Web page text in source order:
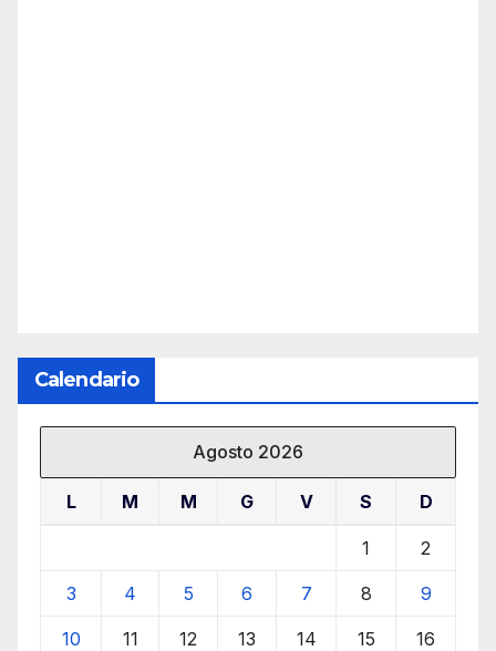
Calendario
Agosto 2026
L M M G V S D
1 2
3 4 5 6 7 8 9
10 11 12 13 14 15 16